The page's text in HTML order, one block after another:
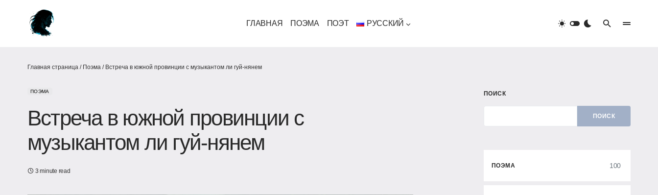
ГЛАВНАЯ ПОЭМА ПОЭТ РУССКИЙ
Главная страница / Поэма / Встреча в южной провинции с музыкантом ли гуй-нянем
ПОЭМА
Встреча в южной провинции с
музыкантом ли гуй-нянем
3 minute read
ПОИСК
ПОИСК
ПОЭМА 100